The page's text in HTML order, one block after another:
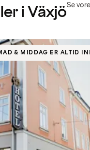
i VäxjöSe
& MIDDAG ER ALTID